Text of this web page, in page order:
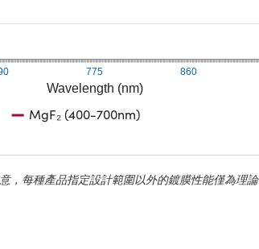
Wavelength (nm)
775 860
MgF₂ (400-700nm)
，每種產品指定設計範圍以外的鍍膜性能僅為理